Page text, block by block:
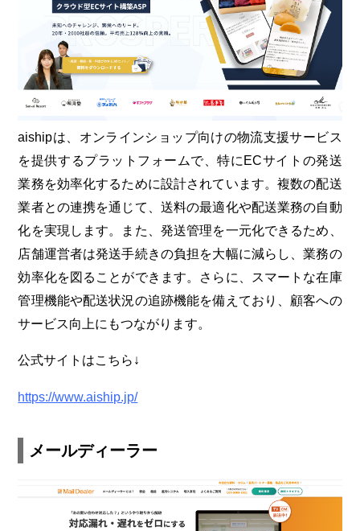
aishipは、オンラインショップ向けの物流支援サービス
を提供するプラットフォームで、特にECサイトの発送
業務を効率化するために設計されています。複数の配送
業者との連携を通じて、送料の最適化や配送業務の自動
化を実現します。また、発送管理を一元化できるため、
店舗運営者は発送手続きの負担を大幅に減らし、業務の
効率化を図ることができます。さらに、スマートな在庫
管理機能や配送状況の追跡機能を備えており、顧客への
サービス向上にもつながります。
公式サイトはこちら↓
https://www.aiship.jp/
メールディーラー